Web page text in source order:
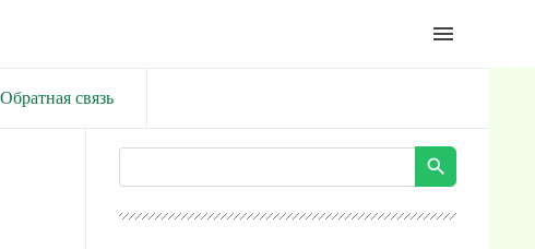
menu
Обратная связь